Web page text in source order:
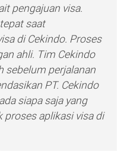
pengajuan visa.
saat
di Cekindo. Proses
ahli. Tim Cekindo
sebelum perjalanan
PT. Cekindo
siapa saja yang
aplikasi visa di